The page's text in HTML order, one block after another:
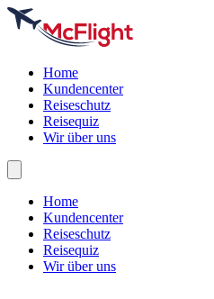
Home
Kundencenter
Reiseschutz
Reisequiz
Wir über uns
Home
Kundencenter
Reiseschutz
Reisequiz
Wir über uns